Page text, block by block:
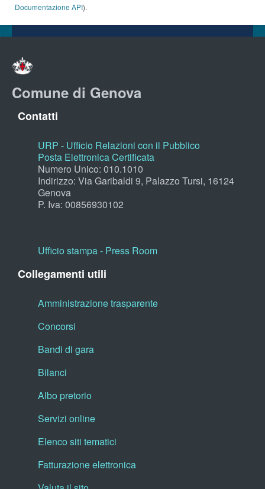
Documentazione API).
Comune di Genova
Contatti
URP - Ufficio Relazioni con il Pubblico
Posta Elettronica Certificata
Numero Unico: 010.1010
Indirizzo: Via Garibaldi 9, Palazzo Tursi, 16124
Genova
P. Iva: 00856930102
Ufficio stampa - Press Room
Collegamenti utili
Amministrazione trasparente
Concorsi
Bandi di gara
Bilanci
Albo pretorio
Servizi online
Elenco siti tematici
Fatturazione elettronica